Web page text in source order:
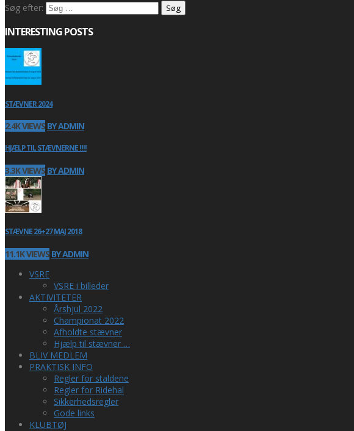
Søg efter:
INTERESTING POSTS
STÆVNER 2024
2.4K VIEWS BY ADMIN
HJÆLP TIL STÆVNERNE !!!!
3.3K VIEWS BY ADMIN
STÆVNE 26+27 MAJ 2018
11.1K VIEWS BY ADMIN
VSRE
VSRE i billeder
AKTIVITETER
Årshjul 2022
Championat 2022
Afholdte stævner
Hjælp til stævner …
BLIV MEDLEM
PRAKTISK INFO
Regler for staldene
Regler for Ridehal
Sikkerhedsregler
Gode links
KLUBTØJ